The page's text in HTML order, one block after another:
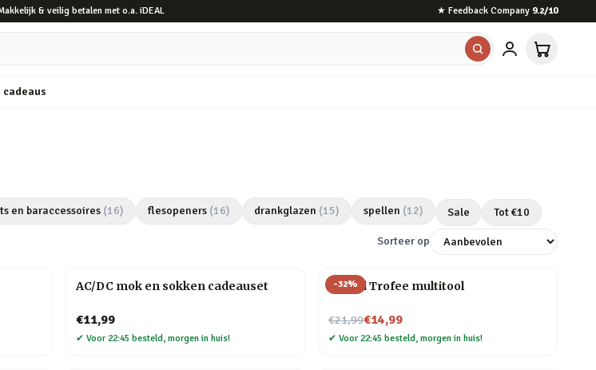
& veilig betalen met o.a. iDEAL ★ Feedback Company 9.2/10
cadeaus
en baraccessoires (16) flesopeners (16) drankglazen (15) spellen (12) Sale Tot €10
Sorteer op
AC/DC mok en sokken cadeauset
€11,99
✔ Voor 22:45 besteld, morgen in huis!
-32%
#1 Dad Trofee multitool
€21,99
Nu voor€14,99
✔ Voor 22:45 besteld, morgen in huis!